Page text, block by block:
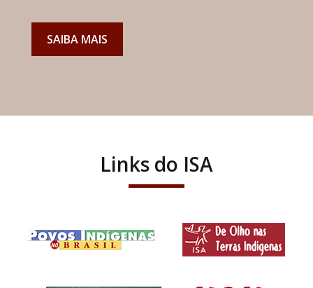
SAIBA MAIS
Links do ISA